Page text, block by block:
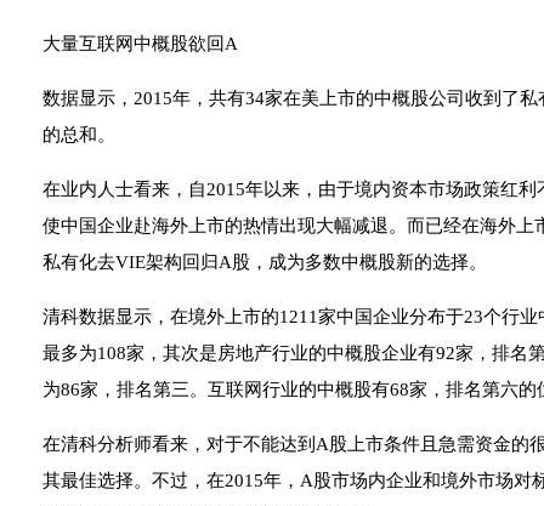
大量互联网中概股欲回A
数据显示，2015年，共有34家在美上市的中概股公司收到了
的总和。
在业内人士看来，自2015年以来，由于境内资本市场政策红
使中国企业赴海外上市的热情出现大幅减退。而已经在海外
私有化去VIE架构回归A股，成为多数中概股新的选择。
清科数据显示，在境外上市的1211家中国企业分布于23个行
最多为108家，其次是房地产行业的中概股企业有92家，排名
为86家，排名第三。互联网行业的中概股有68家，排名第六的
在清科分析师看来，对于不能达到A股上市条件且急需资金的
其最佳选择。不过，在2015年，A股市场内企业和境外市场对